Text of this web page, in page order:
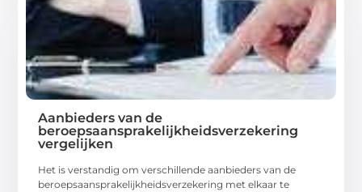
Aanbieders van de
beroepsaansprakelijkheidsverzekering
vergelijken
Het is verstandig om verschillende aanbieders van de
beroepsaansprakelijkheidsverzekering met elkaar te